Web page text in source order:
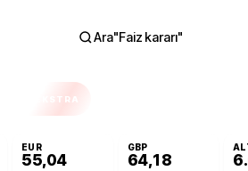
Ara"Faiz kararı"
EKSTRA
EUR
55,04
GBP
64,18